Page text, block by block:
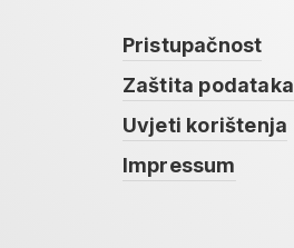
Pristupačnost
Zaštita podataka
Uvjeti korištenja
Impressum